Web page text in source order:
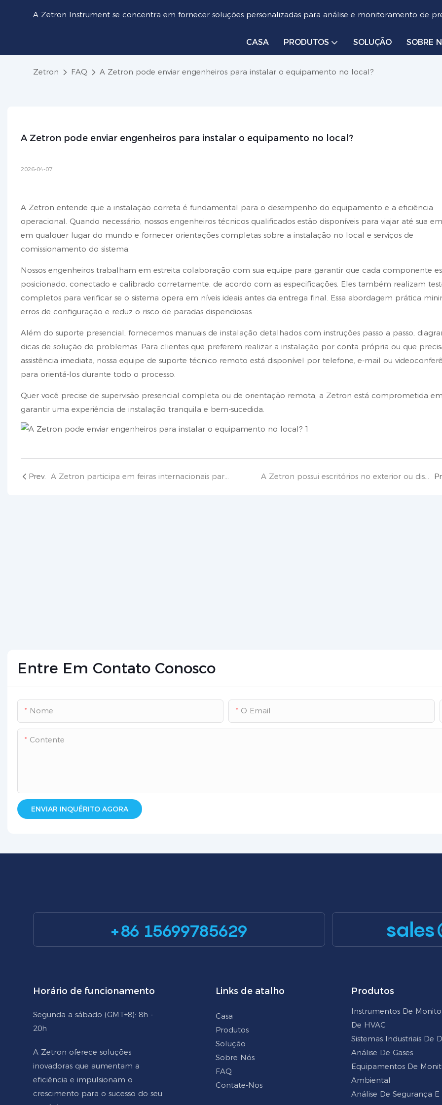
A Zetron Instrument se concentra em fornecer soluções personalizadas para análise e monitoramento de
CASA PRODUTOS SOLUÇÃO SOBRE
Zetron FAQ A Zetron pode enviar engenheiros para instalar o equipamento no local?
A Zetron pode enviar engenheiros para instalar o equipamento no local?
2026-04-07
A Zetron entende que a instalação correta é fundamental para o desempenho do equipamento e a eficiência
operacional. Quando necessário, nossos engenheiros técnicos qualificados estão disponíveis para viajar até sua
em qualquer lugar do mundo e fornecer orientações completas sobre a instalação no local e serviços de
comissionamento do sistema.
Nossos engenheiros trabalham em estreita colaboração com sua equipe para garantir que cada componente
posicionado, conectado e calibrado corretamente, de acordo com as especificações. Eles também realizam
completos para verificar se o sistema opera em níveis ideais antes da entrega final. Essa abordagem prática
erros de configuração e reduz o risco de paradas dispendiosas.
Além do suporte presencial, fornecemos manuais de instalação detalhados com instruções passo a passo,
dicas de solução de problemas. Para clientes que preferem realizar a instalação por conta própria ou que
assistência imediata, nossa equipe de suporte técnico remoto está disponível por telefone, e-mail ou
para orientá-los durante todo o processo.
Quer você precise de supervisão presencial completa ou de orientação remota, a Zetron está comprometida em
garantir uma experiência de instalação tranquila e bem-sucedida.
Prev. A Zetron participa em feiras internacionais para apresentar os seus produtos? A Zetron possui escritórios no exterior ou distribuidores locais?
Entre Em Contato Conosco
Nome O Email
Contente
ENVIAR INQUÉRITO AGORA
+86 15699785629
Horário de funcionamento
Segunda a sábado (GMT+8): 8h -
20h
A Zetron oferece soluções
inovadoras que aumentam a
eficiência e impulsionam o
crescimento para o sucesso do seu
Links de atalho
Casa
Produtos
Solução
Sobre Nós
FAQ
Contate-Nos
Produtos
Instrumentos De
De HVAC
Sistemas Industriais De
Análise De Gases
Equipamentos De
Ambiental
Análise De Segurança